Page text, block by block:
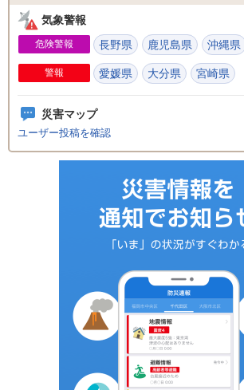
気象警報
危険警報 長野県 鹿児島県 沖縄県
警報 愛媛県 大分県 宮崎県
災害マップ
ユーザー投稿を確認